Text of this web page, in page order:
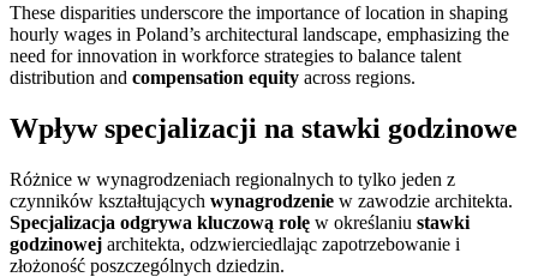
These disparities underscore the importance of location in shaping
hourly wages in Poland’s architectural landscape, emphasizing the
need for innovation in workforce strategies to balance talent
distribution and compensation equity across regions.
Wpływ specjalizacji na stawki godzinowe
Różnice w wynagrodzeniach regionalnych to tylko jeden z
czynników kształtujących wynagrodzenie w zawodzie architekta.
Specjalizacja odgrywa kluczową rolę w określaniu stawki
godzinowej architekta, odzwierciedlając zapotrzebowanie i
złożoność poszczególnych dziedzin.